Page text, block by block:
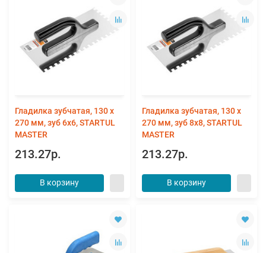
Гладилка зубчатая, 130 x
270 мм, зуб 6х6, STARTUL
MASTER
213.27р.
В корзину
Гладилка зубчатая, 130 x
270 мм, зуб 8х8, STARTUL
MASTER
213.27р.
В корзину